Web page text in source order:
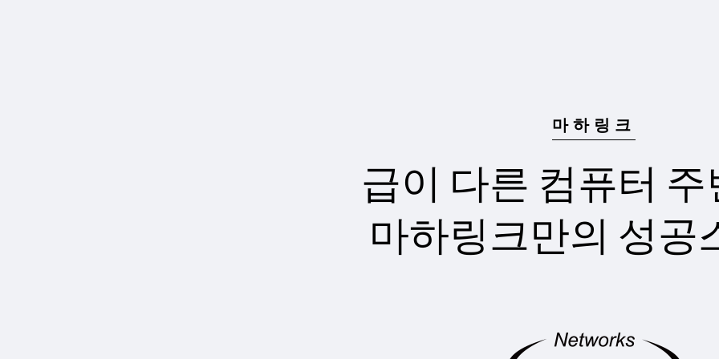
마하링크
급이 다른 컴퓨터 주
마하링크만의 성공